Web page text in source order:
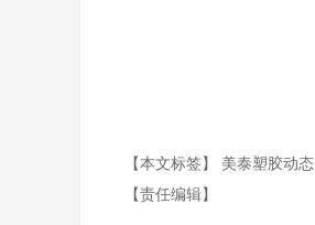
【本文标签】 美泰塑胶动态
【责任编辑】